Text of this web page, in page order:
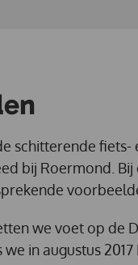
schitterende
bij Roermond.
we voet op de
we in augustus